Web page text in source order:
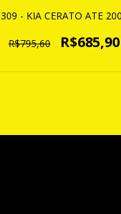
309 - KIA CERATO ATE
R$795,60 R$685,90